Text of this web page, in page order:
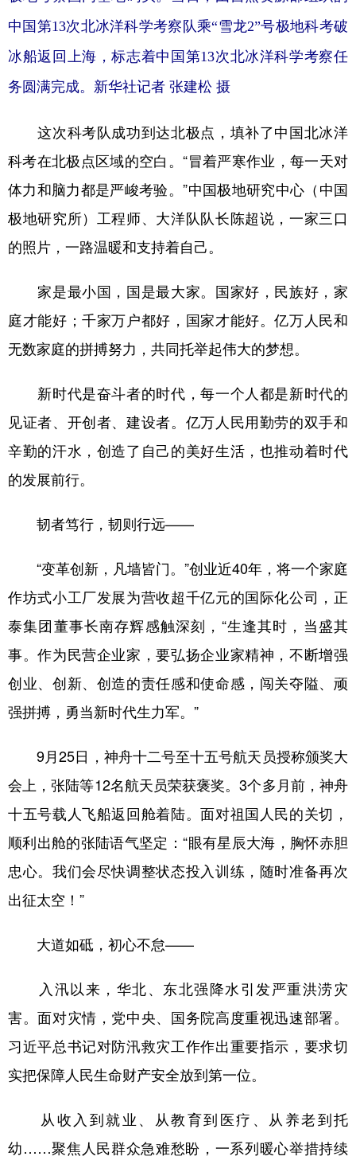
中国第13次北冰洋科学考察队乘“雪龙2”号极地科考破
冰船返回上海，标志着中国第13次北冰洋科学考察任
务圆满完成。新华社记者 张建松 摄
这次科考队成功到达北极点，填补了中国北冰洋
科考在北极点区域的空白。“冒着严寒作业，每一天对
体力和脑力都是严峻考验。”中国极地研究中心（中国
极地研究所）工程师、大洋队队长陈超说，一家三口
的照片，一路温暖和支持着自己。
家是最小国，国是最大家。国家好，民族好，家
庭才能好；千家万户都好，国家才能好。亿万人民和
无数家庭的拼搏努力，共同托举起伟大的梦想。
新时代是奋斗者的时代，每一个人都是新时代的
见证者、开创者、建设者。亿万人民用勤劳的双手和
辛勤的汗水，创造了自己的美好生活，也推动着时代
的发展前行。
韧者笃行，韧则行远——
“变革创新，凡墙皆门。”创业近40年，将一个家庭
作坊式小工厂发展为营收超千亿元的国际化公司，正
泰集团董事长南存辉感触深刻，“生逢其时，当盛其
事。作为民营企业家，要弘扬企业家精神，不断增强
创业、创新、创造的责任感和使命感，闯关夺隘、顽
强拼搏，勇当新时代生力军。”
9月25日，神舟十二号至十五号航天员授称颁奖大
会上，张陆等12名航天员荣获褒奖。3个多月前，神舟
十五号载人飞船返回舱着陆。面对祖国人民的关切，
顺利出舱的张陆语气坚定：“眼有星辰大海，胸怀赤胆
忠心。我们会尽快调整状态投入训练，随时准备再次
出征太空！”
大道如砥，初心不怠——
入汛以来，华北、东北强降水引发严重洪涝灾
害。面对灾情，党中央、国务院高度重视迅速部署。
习近平总书记对防汛救灾工作作出重要指示，要求切
实把保障人民生命财产安全放到第一位。
从收入到就业、从教育到医疗、从养老到托
幼……聚焦人民群众急难愁盼，一系列暖心举措持续